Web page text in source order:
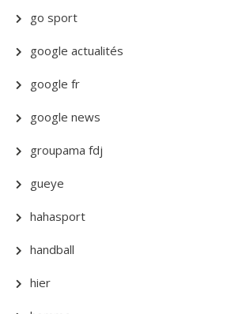
go sport
google actualités
google fr
google news
groupama fdj
gueye
hahasport
handball
hier